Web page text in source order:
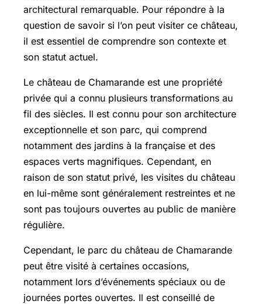
architectural remarquable. Pour répondre à la
question de savoir si l’on peut visiter ce château,
il est essentiel de comprendre son contexte et
son statut actuel.
Le château de Chamarande est une propriété
privée qui a connu plusieurs transformations au
fil des siècles. Il est connu pour son architecture
exceptionnelle et son parc, qui comprend
notamment des jardins à la française et des
espaces verts magnifiques. Cependant, en
raison de son statut privé, les visites du château
en lui-même sont généralement restreintes et ne
sont pas toujours ouvertes au public de manière
régulière.
Cependant, le parc du château de Chamarande
peut être visité à certaines occasions,
notamment lors d’événements spéciaux ou de
journées portes ouvertes. Il est conseillé de